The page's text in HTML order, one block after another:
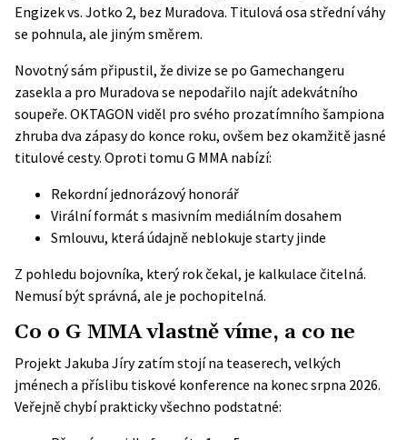
Engizek vs. Jotko 2, bez Muradova. Titulová osa střední váhy
se pohnula, ale jiným směrem.
Novotný sám připustil, že divize se po Gamechangeru
zasekla a pro Muradova se nepodařilo najít adekvátního
soupeře. OKTAGON viděl pro svého prozatímního šampiona
zhruba dva zápasy do konce roku, ovšem bez okamžitě jasné
titulové cesty. Oproti tomu G MMA nabízí:
Rekordní jednorázový honorář
Virální formát s masivním mediálním dosahem
Smlouvu, která údajně neblokuje starty jinde
Z pohledu bojovníka, který rok čekal, je kalkulace čitelná.
Nemusí být správná, ale je pochopitelná.
Co o G MMA vlastně víme, a co ne
Projekt Jakuba Jíry zatím stojí na teaserech, velkých
jménech a příslibu tiskové konference na konec srpna 2026.
Veřejně chybí prakticky všechno podstatné: